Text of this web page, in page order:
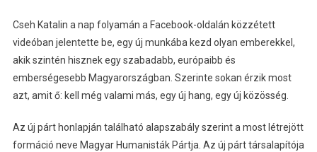
Cseh Katalin a nap folyamán a Facebook-oldalán közzétett
videóban jelentette be, egy új munkába kezd olyan emberekkel,
akik szintén hisznek egy szabadabb, európaibb és
emberségesebb Magyarországban. Szerinte sokan érzik most
azt, amit ő: kell még valami más, egy új hang, egy új közösség.
Az új párt honlapján található alapszabály szerint a most létrejött
formáció neve Magyar Humanisták Pártja. Az új párt társalapítója